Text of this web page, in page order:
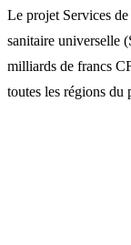
Le projet Services
sanitaire universelle
milliards de francs
toutes les régions du